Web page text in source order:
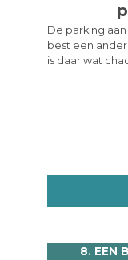
De parking
best een
is daar wat
8. EEN